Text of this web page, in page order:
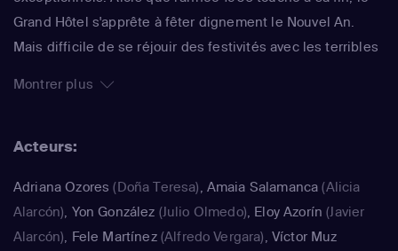
Grand Hôtel s'apprête à fêter dignement le Nouvel An.
Mais difficile de se réjouir des festivités avec les terribles
tandis que Sofia et Alfredo découvrent qu'ils ont été
Espagne, la série s'est également exportée à
Turquie.
Montrer plus
Acteurs:
Adriana Ozores (Doña Teresa) Amaia Salamanca (Alicia
Alarcón) Yon González (Julio Olmedo) Eloy Azorín (Javier
Alarcón) Fele Martínez(Alfredo Vergara) Víctor Muz